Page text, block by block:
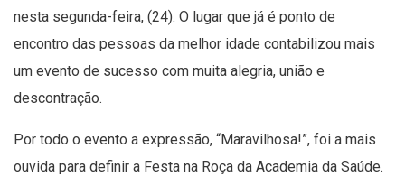
nesta segunda-feira, (24). O lugar que já é ponto de
encontro das pessoas da melhor idade contabilizou mais
um evento de sucesso com muita alegria, união e
descontração.
Por todo o evento a expressão, “Maravilhosa!”, foi a mais
ouvida para definir a Festa na Roça da Academia da Saúde.